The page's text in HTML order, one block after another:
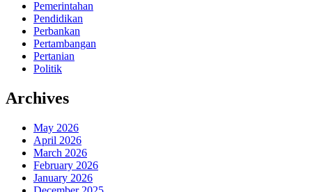
Pemerintahan
Pendidikan
Perbankan
Pertambangan
Pertanian
Politik
Archives
May 2026
April 2026
March 2026
February 2026
January 2026